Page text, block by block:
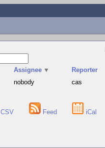
Assignee ▼ Reporter
nobody cas
CSV Feed iCal